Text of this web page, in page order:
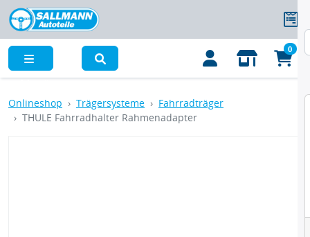
0
Onlineshop Trägersysteme
Fahrradträger
THULE Fahrradhalter Rahmenadapter